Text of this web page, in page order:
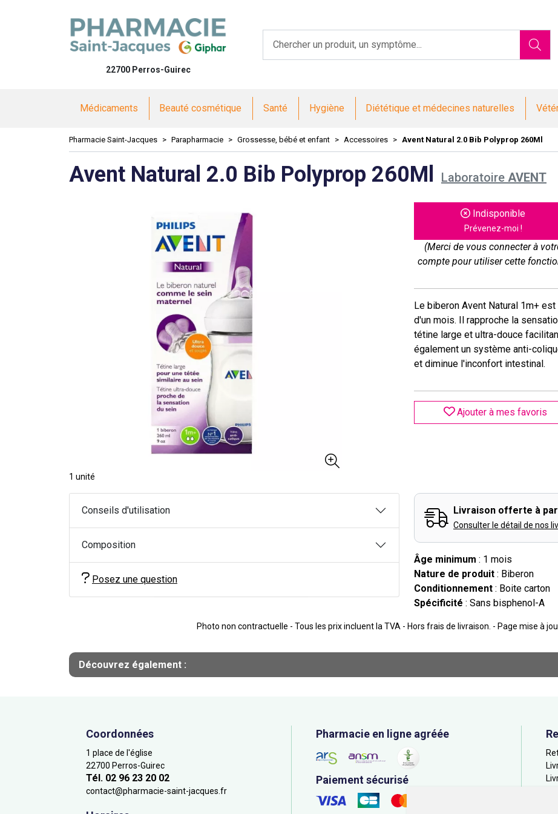
22700 Perros-Guirec
Médicaments Beauté cosmétique Santé Hygiène Diététique et médecines naturelles
Pharmacie Saint-Jacques Parapharmacie Grossesse, bébé et enfant Accessoires Avent Natural 2.0 Bib Polyprop 260Ml
Avent Natural 2.0 Bib Polyprop 260Ml Laboratoire AVENT
1 unité
Indisponible
Prévenez-moi !
(Merci de vous connecter à
compte pour utiliser cette
Le biberon Avent Natural 1m+
d'un mois. Il rapproche la
tétine large et ultra-douce
également un système anti-
et diminue l'inconfort intestinal.
Ajouter à mes favoris
Conseils d'utilisation
Composition
Posez une question
Livraison offerte à
Consulter le détail de nos
Âge minimum : 1 mois
Nature de produit : Biberon
Conditionnement : Boite carton
Spécificité : Sans bisphenol-A
Photo non contractuelle - Tous les prix incluent la TVA - Hors frais de livraison. - Page mise à
Découvrez également :
Coordonnées
1 place de l'église
22700 Perros-Guirec
Tél. 02 96 23 20 02
contact@pharmacie-saint-jacques.fr
Pharmacie en ligne agréée
Paiement sécurisé